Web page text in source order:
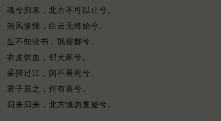
魂兮归来，北方不可以止兮。
朔风惨慄，白云无终始兮。
生不知读书，氓俗鄙兮。
衣皮饮血，邻犬豕兮。
采猎过江，闵不畏死兮。
君子居之，何有喜兮。
归来归来，北方慎勿复履兮。